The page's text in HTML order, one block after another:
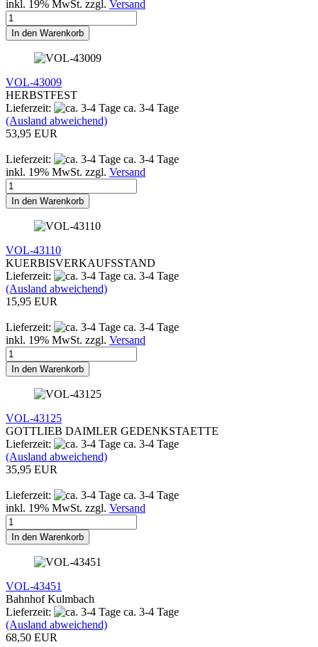
inkl. 19% MwSt. zzgl. Versand
In den Warenkorb
VOL-43009
HERBSTFEST
Lieferzeit:
ca. 3-4 Tage
(Ausland abweichend)
53,95 EUR
Lieferzeit:
ca. 3-4 Tage
inkl. 19% MwSt. zzgl. Versand
In den Warenkorb
VOL-43110
KUERBISVERKAUFSSTAND
Lieferzeit:
ca. 3-4 Tage
(Ausland abweichend)
15,95 EUR
Lieferzeit:
ca. 3-4 Tage
inkl. 19% MwSt. zzgl. Versand
In den Warenkorb
VOL-43125
GOTTLIEB DAIMLER GEDENKSTAETTE
Lieferzeit:
ca. 3-4 Tage
(Ausland abweichend)
35,95 EUR
Lieferzeit:
ca. 3-4 Tage
inkl. 19% MwSt. zzgl. Versand
In den Warenkorb
VOL-43451
Bahnhof Kulmbach
Lieferzeit:
ca. 3-4 Tage
(Ausland abweichend)
68,50 EUR